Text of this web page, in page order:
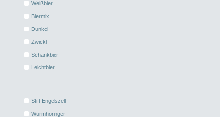
Weißbier
Biermix
Dunkel
Zwickl
Schankbier
Leichtbier
Stift Engelszell
Wurmhöringer